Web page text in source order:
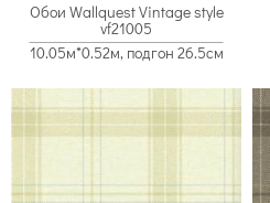
Обои Wallquest Vintage style
vf21005
10.05м*0.52м, подгон 26.5см